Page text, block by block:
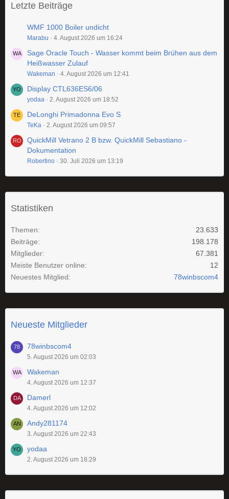
Letzte Beiträge
WMF 1000 Boiler undicht
Marabu 4. August 2026 um 16:24
Sage Oracle Touch - Wasser kommt beim Brühen aus dem
Heißwasser Zulauf
Wakeman 4. August 2026 um 12:41
Display CTL636ES6/06
yodaa 2. August 2026 um 18:52
DeLonghi Primadonna Evo S
TeKa 2. August 2026 um 09:57
QuickMill Vetrano 2 B bzw. QuickMill Sebastiano -
Dokumentation
Robertino 30. Juli 2026 um 13:19
Statistiken
Themen
23.633
Beiträge
198.178
Mitglieder
67.381
Meiste Benutzer online
12
Neuestes Mitglied
78winbscom4
Neueste Mitglieder
78winbscom4
5. August 2026 um 02:03
Wakeman
4. August 2026 um 12:37
Damerl
4. August 2026 um 12:02
Andy281174
3. August 2026 um 22:43
yodaa
2. August 2026 um 18:29